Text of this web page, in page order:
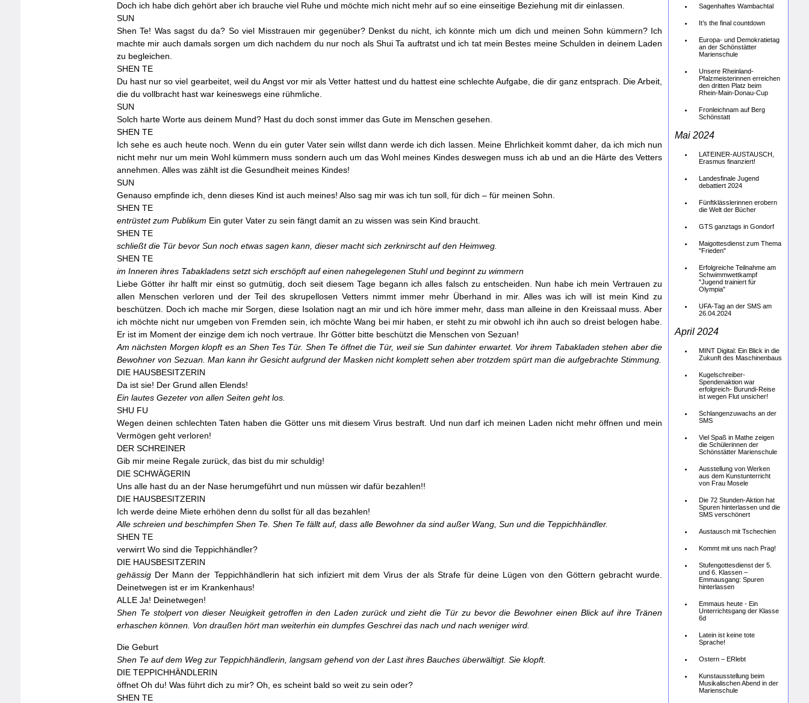
Doch ich habe dich gehört aber ich brauche viel Ruhe und möchte mich nicht mehr auf so eine einseitige Beziehung mit dir einlassen.
SUN
Shen Te! Was sagst du da? So viel Misstrauen mir gegenüber? Denkst du nicht, ich könnte mich um dich und meinen Sohn kümmern? Ich
machte mir auch damals sorgen um dich nachdem du nur noch als Shui Ta auftratst und ich tat mein Bestes meine Schulden in deinem Laden
zu begleichen.
SHEN TE
Du hast nur so viel gearbeitet, weil du Angst vor mir als Vetter hattest und du hattest eine schlechte Aufgabe, die dir ganz entsprach. Die Arbeit,
die du vollbracht hast war keineswegs eine rühmliche.
SUN
Solch harte Worte aus deinem Mund? Hast du doch sonst immer das Gute im Menschen gesehen.
SHEN TE
Ich sehe es auch heute noch. Wenn du ein guter Vater sein willst dann werde ich dich lassen. Meine Ehrlichkeit kommt daher, da ich mich nun
nicht mehr nur um mein Wohl kümmern muss sondern auch um das Wohl meines Kindes deswegen muss ich ab und an die Härte des Vetters
annehmen. Alles was zählt ist die Gesundheit meines Kindes!
SUN
Genauso empfinde ich, denn dieses Kind ist auch meines! Also sag mir was ich tun soll, für dich – für meinen Sohn.
SHEN TE
entrüstet zum Publikum Ein guter Vater zu sein fängt damit an zu wissen was sein Kind braucht.
SHEN TE
schließt die Tür bevor Sun noch etwas sagen kann, dieser macht sich zerknirscht auf den Heimweg.
SHEN TE
im Inneren ihres Tabakladens setzt sich erschöpft auf einen nahegelegenen Stuhl und beginnt zu wimmern
Liebe Götter ihr halft mir einst so gutmütig, doch seit diesem Tage begann ich alles falsch zu entscheiden. Nun habe ich mein Vertrauen zu
allen Menschen verloren und der Teil des skrupellosen Vetters nimmt immer mehr Überhand in mir. Alles was ich will ist mein Kind zu
beschützen. Doch ich mache mir Sorgen, diese Isolation nagt an mir und ich höre immer mehr, dass man alleine in den Kreissaal muss. Aber
ich möchte nicht nur umgeben von Fremden sein, ich möchte Wang bei mir haben, er steht zu mir obwohl ich ihn auch so dreist belogen habe.
Er ist im Moment der einzige dem ich noch vertraue. Ihr Götter bitte beschützt die Menschen von Sezuan!
Am nächsten Morgen klopft es an Shen Tes Tür. Shen Te öffnet die Tür, weil sie Sun dahinter erwartet. Vor ihrem Tabakladen stehen aber die
Bewohner von Sezuan. Man kann ihr Gesicht aufgrund der Masken nicht komplett sehen aber trotzdem spürt man die aufgebrachte Stimmung.
DIE HAUSBESITZERIN
Da ist sie! Der Grund allen Elends!
Ein lautes Gezeter von allen Seiten geht los.
SHU FU
Wegen deinen schlechten Taten haben die Götter uns mit diesem Virus bestraft. Und nun darf ich meinen Laden nicht mehr öffnen und mein
Vermögen geht verloren!
DER SCHREINER
Gib mir meine Regale zurück, das bist du mir schuldig!
DIE SCHWÄGERIN
Uns alle hast du an der Nase herumgeführt und nun müssen wir dafür bezahlen!!
DIE HAUSBESITZERIN
Ich werde deine Miete erhöhen denn du sollst für all das bezahlen!
Alle schreien und beschimpfen Shen Te. Shen Te fällt auf, dass alle Bewohner da sind außer Wang, Sun und die Teppichhändler.
SHEN TE
verwirrt Wo sind die Teppichhändler?
DIE HAUSBESITZERIN
gehässig Der Mann der Teppichhändlerin hat sich infiziert mit dem Virus der als Strafe für deine Lügen von den Göttern gebracht wurde.
Deinetwegen ist er im Krankenhaus!
ALLE Ja! Deinetwegen!
Shen Te stolpert von dieser Neuigkeit getroffen in den Laden zurück und zieht die Tür zu bevor die Bewohner einen Blick auf ihre Tränen
erhaschen können. Von draußen hört man weiterhin ein dumpfes Geschrei das nach und nach weniger wird.
Die Geburt
Shen Te auf dem Weg zur Teppichhändlerin, langsam gehend von der Last ihres Bauches überwältigt. Sie klopft.
DIE TEPPICHHÄNDLERIN
öffnet Oh du! Was führt dich zu mir? Oh, es scheint bald so weit zu sein oder?
SHEN TE
Sagenhaftes Wambachtal
It’s the final countdown
Europa- und Demokratietag
an der Schönstätter
Marienschule
Unsere Rheinland-
Pfalzmeisterinnen erreichen
den dritten Platz beim
Rhein-Main-Donau-Cup
Fronleichnam auf Berg
Schönstatt
Mai 2024
LATEINER-AUSTAUSCH,
Erasmus finanziert!
Landesfinale Jugend
debattiert 2024
Fünftklässlerinnen erobern
die Welt der Bücher
GTS ganztags in Gondorf
Maigottesdienst zum Thema
"Frieden"
Erfolgreiche Teilnahme am
Schwimmwettkampf
"Jugend trainiert für
Olympia"
UFA-Tag an der SMS am
26.04.2024
April 2024
MINT Digital: Ein Blick in die
Zukunft des Maschinenbaus
Kugelschreiber-
Spendenaktion war
erfolgreich- Burundi-Reise
ist wegen Flut unsicher!
Schlangenzuwachs an der
SMS
Viel Spaß in Mathe zeigen
die Schülerinnen der
Schönstätter Marienschule
Ausstellung von Werken
aus dem Kunstunterricht
von Frau Mosele
Die 72 Stunden-Aktion hat
Spuren hinterlassen und die
SMS verschönert
Austausch mit Tschechien
Kommt mit uns nach Prag!
Stufengottesdienst der 5.
und 6. Klassen –
Emmausgang: Spuren
hinterlassen
Emmaus heute - Ein
Unterrichtsgang der Klasse
6d
Latein ist keine tote
Sprache!
Ostern – ERlebt
Kunstausstellung beim
Musikalischen Abend in der
Marienschule